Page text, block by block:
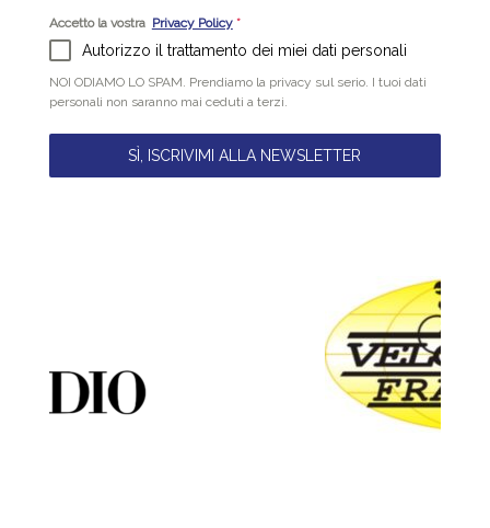
Accetto la vostra Privacy Policy *
Autorizzo il trattamento dei miei dati personali
NOI ODIAMO LO SPAM. Prendiamo la privacy sul serio. I tuoi dati
personali non saranno mai ceduti a terzi.
SÌ, ISCRIVIMI ALLA NEWSLETTER